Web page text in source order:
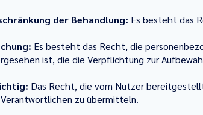
der Behandlung: Es besteht das
Es besteht das Recht, die
ist, die die Verpflichtung zur
Das Recht, die vom Nutzer
zu übermitteln.